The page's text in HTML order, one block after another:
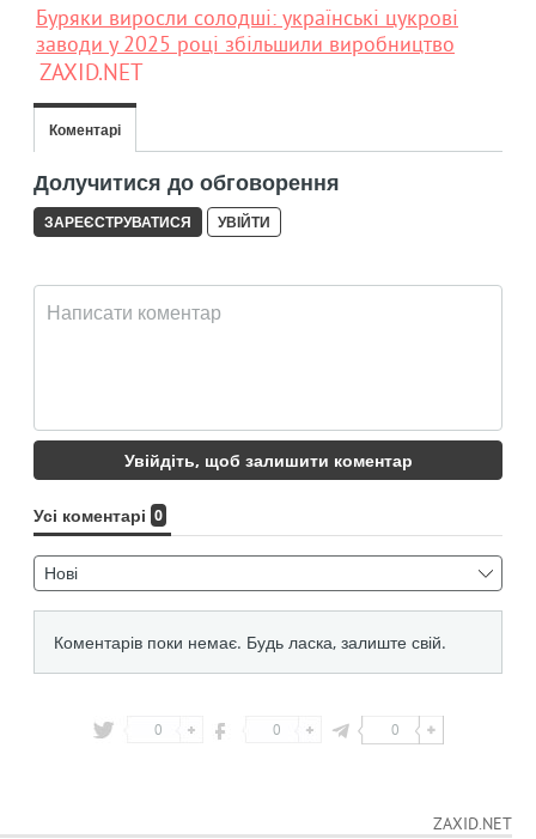
Буряки виросли солодші: українські цукрові
заводи у 2025 році збільшили виробництво
ZAXID.NET
0 0 0
ZAXID.NET